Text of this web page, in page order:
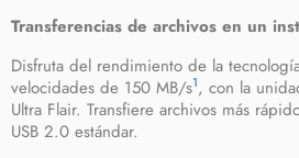
Transferencias de archivos en un
Disfruta del rendimiento de la
velocidades de 150 MB/s1, con la
Ultra Flair. Transfiere archivos más
USB 2.0 estándar.